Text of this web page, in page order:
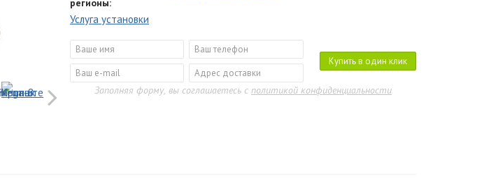
регионы:
Услуга установки
Купить в один клик
Заполняя форму, вы соглашаетесь с политикой конфиденциальности